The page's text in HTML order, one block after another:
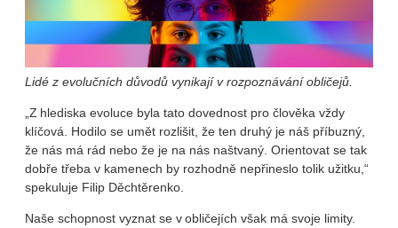
Lidé z evolučních důvodů vynikají v rozpoznávání obličejů.
„Z hlediska evoluce byla tato dovednost pro člověka vždy
klíčová. Hodilo se umět rozlišit, že ten druhý je náš příbuzný,
že nás má rád nebo že je na nás naštvaný. Orientovat se tak
dobře třeba v kamenech by rozhodně nepřineslo tolik užitku,“
spekuluje Filip Děchtěrenko.
Naše schopnost vyznat se v obličejích však má svoje limity.